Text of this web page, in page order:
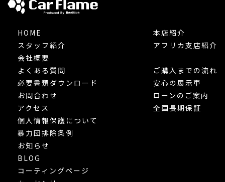
HOME
スタッフ紹介
会社概要
本店紹介
アフリカ支店紹介
よくある質問
必要書類ダウンロード
お問合わせ
アクセス
個人情報保護について
暴力団排除条例
お知らせ
BLOG
ご購入までの流れ
安心の展示車
ローンのご案内
全国長期保証
コーティングページ